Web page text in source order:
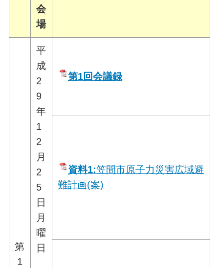
会
場
第
1
平
成
2
9
年
1
2
月
2
5
日
月
曜
日
第1回会議録
資料1:笠間市原子力災害広域避
難計画(案)